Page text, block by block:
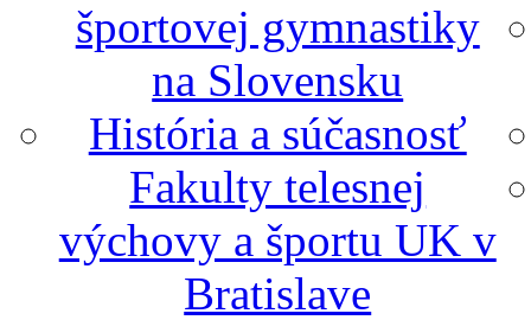
športovej gymnastiky
na Slovensku
História a súčasnosť
Fakulty telesnej
výchovy a športu UK v
Bratislave